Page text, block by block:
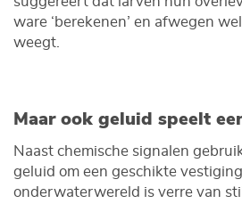
ware ‘berekenen’ en afwegen
weegt.
Maar ook geluid speelt
Naast chemische signalen
geluid om een geschikte
onderwaterwereld is verre van